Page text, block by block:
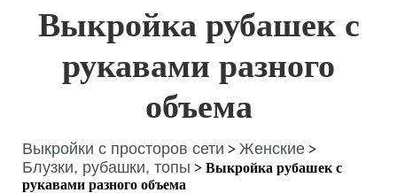
Выкройка рубашек с
рукавами разного
объема
Выкройки с просторов сети > Женские >
Блузки, рубашки, топы > Выкройка рубашек с
рукавами разного объема